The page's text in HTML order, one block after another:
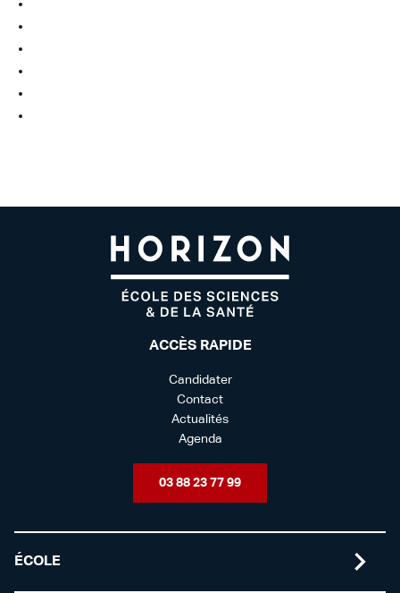
ACCÈS RAPIDE
Candidater
Contact
Actualités
Agenda
03 88 23 77 99
ÉCOLE